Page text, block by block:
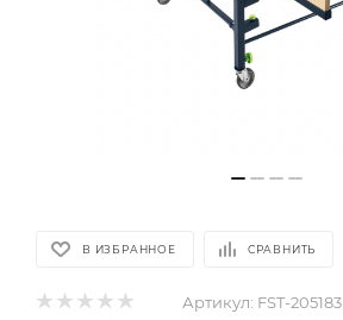
В ИЗБРАННОЕ СРАВНИТЬ
Артикул: FST-205183